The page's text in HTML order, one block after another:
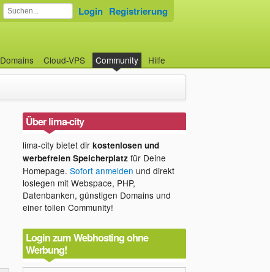
Domains Cloud-VPS Community Hilfe
Login Registrierung
Über lima-city
lima-city bietet dir kostenlosen und
werbefreien Speicherplatzfür Deine
Homepage. Sofort anmelden und direkt
loslegen mit Webspace, PHP,
Datenbanken, günstigen Domains und
einer tollen Community!
Login zum Webhosting ohne
Werbung!